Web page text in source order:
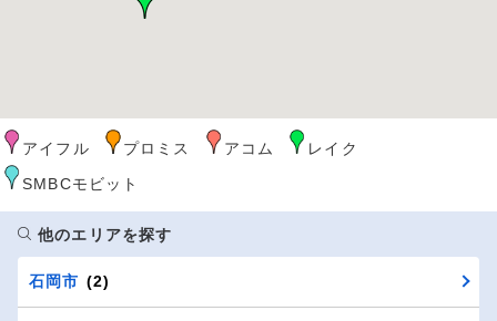
アイフル プロミス アコム
レイク
SMBCモビット
他のエリアを探す
石岡市 (2)